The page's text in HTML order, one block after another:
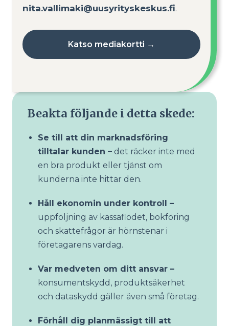
nita.vallimaki@uusyrityskeskus.fi.
Katso mediakortti →
Beakta följande i detta skede:
Se till att din marknadsföring
tilltalar kunden – det räcker inte med
en bra produkt eller tjänst om
kunderna inte hittar den.
Håll ekonomin under kontroll –
uppföljning av kassaflödet, bokföring
och skattefrågor är hörnstenar i
företagarens vardag.
Var medveten om ditt ansvar –
konsumentskydd, produktsäkerhet
och dataskydd gäller även små företag.
Förhåll dig planmässigt till att